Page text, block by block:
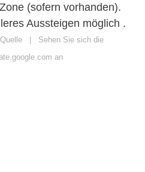
(sofern vorhanden).
Aussteigen möglich .
| Sehen Sie sich die
an